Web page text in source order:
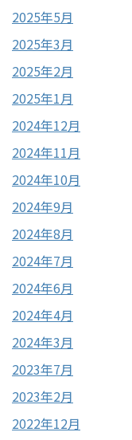
2025年5月
2025年3月
2025年2月
2025年1月
2024年12月
2024年11月
2024年10月
2024年9月
2024年8月
2024年7月
2024年6月
2024年4月
2024年3月
2023年7月
2023年2月
2022年12月